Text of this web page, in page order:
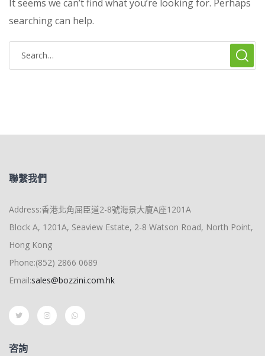
It seems we can’t find what you’re looking for. Perhaps
searching can help.
聯繫我們
Address:香港北角屈臣道2-8號海景大廈A座1201A
Block A, 1201A, Seaview Estate, 2-8 Watson Road, North Point,
Hong Kong
Phone:(852) 2866 0689
Email:sales@bozzini.com.hk
咨詢